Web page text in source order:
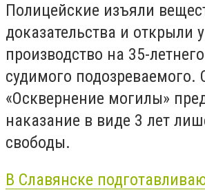
Полицейские изъяли
доказательства и открыли
производство на 35-
судимого подозреваемого.
«Осквернение могилы»
наказание в виде 3 лет
свободы.
В Славянске